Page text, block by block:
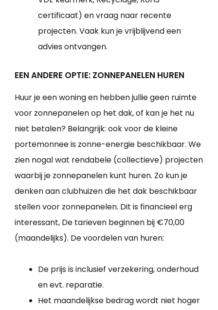
certificaat) en vraag naar recente
projecten. Vaak kun je vrijblijvend een
advies ontvangen.
EEN ANDERE OPTIE: ZONNEPANELEN HUREN
Huur je een woning en hebben jullie geen ruimte
voor zonnepanelen op het dak, of kan je het nu
niet betalen? Belangrijk: ook voor de kleine
portemonnee is zonne-energie beschikbaar. We
zien nogal wat rendabele (collectieve) projecten
waarbij je zonnepanelen kunt huren. Zo kun je
denken aan clubhuizen die het dak beschikbaar
stellen voor zonnepanelen. Dit is financieel erg
interessant, De tarieven beginnen bij €70,00
(maandelijks). De voordelen van huren:
De prijs is inclusief verzekering, onderhoud
en evt. reparatie.
Het maandelijkse bedrag wordt niet hoger